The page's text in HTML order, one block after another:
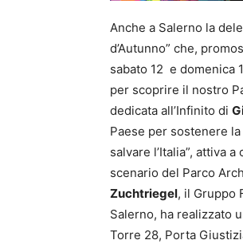
Anche a Salerno la
d’Autunno” che,
sabato 12 e
per scoprire il nostro
dedicata all’Infinito di
Paese per sostenere
salvare l’Italia”, attiva
scenario del Parco
Zuchtriegel, il Gruppo
Salerno, ha realizzato
Torre 28, Porta